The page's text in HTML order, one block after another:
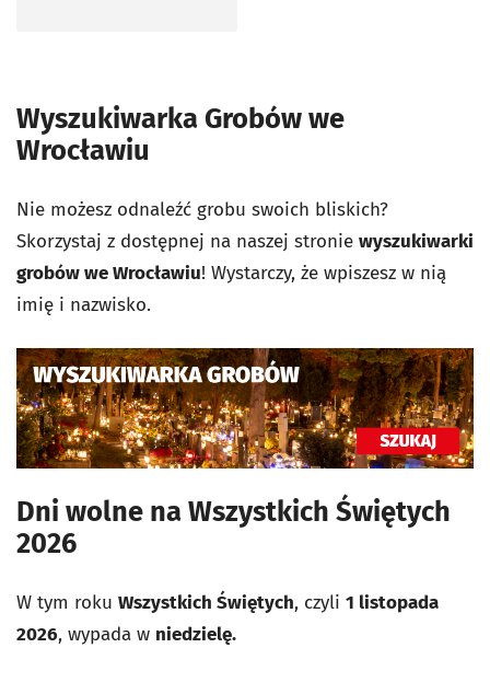
Wyszukiwarka Grobów we
Wrocławiu
Nie możesz odnaleźć grobu swoich bliskich?
Skorzystaj z dostępnej na naszej stronie wyszukiwarki
grobów we Wrocławiu! Wystarczy, że wpiszesz w nią
imię i nazwisko.
Dni wolne na Wszystkich Świętych
2026
W tym roku Wszystkich Świętych, czyli 1 listopada
2026, wypada w niedzielę.